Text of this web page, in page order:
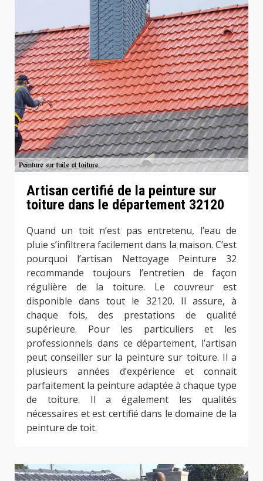
Artisan certifié de la peinture sur
toiture dans le département 32120
Quand un toit n’est pas entretenu, l’eau de
pluie s’infiltrera facilement dans la maison. C’est
pourquoi l’artisan Nettoyage Peinture 32
recommande toujours l’entretien de façon
régulière de la toiture. Le couvreur est
disponible dans tout le 32120. Il assure, à
chaque fois, des prestations de qualité
supérieure. Pour les particuliers et les
professionnels dans ce département, l’artisan
peut conseiller sur la peinture sur toiture. Il a
plusieurs années d’expérience et connait
parfaitement la peinture adaptée à chaque type
de toiture. Il a également les qualités
nécessaires et est certifié dans le domaine de la
peinture de toit.